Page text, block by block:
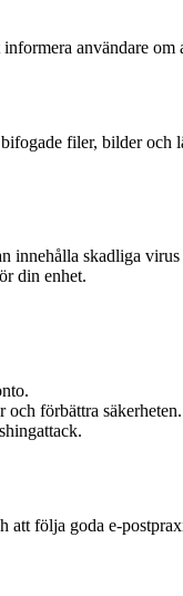
användare om
filer, bilder och
innehålla skadliga
din enhet.
och förbättra säkerheten.
att följa goda e-